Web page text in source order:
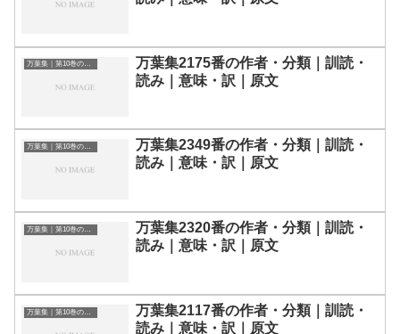
万葉集｜第10巻の和歌一覧
万葉集2175番の作者・分類｜訓読・
読み｜意味・訳｜原文
万葉集｜第10巻の和歌一覧
万葉集2349番の作者・分類｜訓読・
読み｜意味・訳｜原文
万葉集｜第10巻の和歌一覧
万葉集2320番の作者・分類｜訓読・
読み｜意味・訳｜原文
万葉集｜第10巻の和歌一覧
万葉集2117番の作者・分類｜訓読・
読み｜意味・訳｜原文